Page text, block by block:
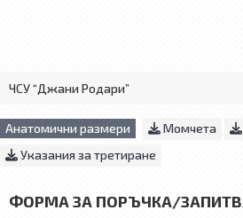
ЧСУ “Джани Родари”
Анатомични размери Момчета
Указания за третиране
ФОРМА ЗА ПОРЪЧКА/